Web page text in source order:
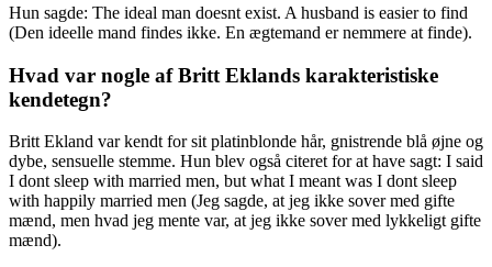
Hun sagde: The ideal man doesnt exist. A husband is easier to find
(Den ideelle mand findes ikke. En ægtemand er nemmere at finde).
Hvad var nogle af Britt Eklands karakteristiske
kendetegn?
Britt Ekland var kendt for sit platinblonde hår, gnistrende blå øjne og
dybe, sensuelle stemme. Hun blev også citeret for at have sagt: I said
I dont sleep with married men, but what I meant was I dont sleep
with happily married men (Jeg sagde, at jeg ikke sover med gifte
mænd, men hvad jeg mente var, at jeg ikke sover med lykkeligt gifte
mænd).